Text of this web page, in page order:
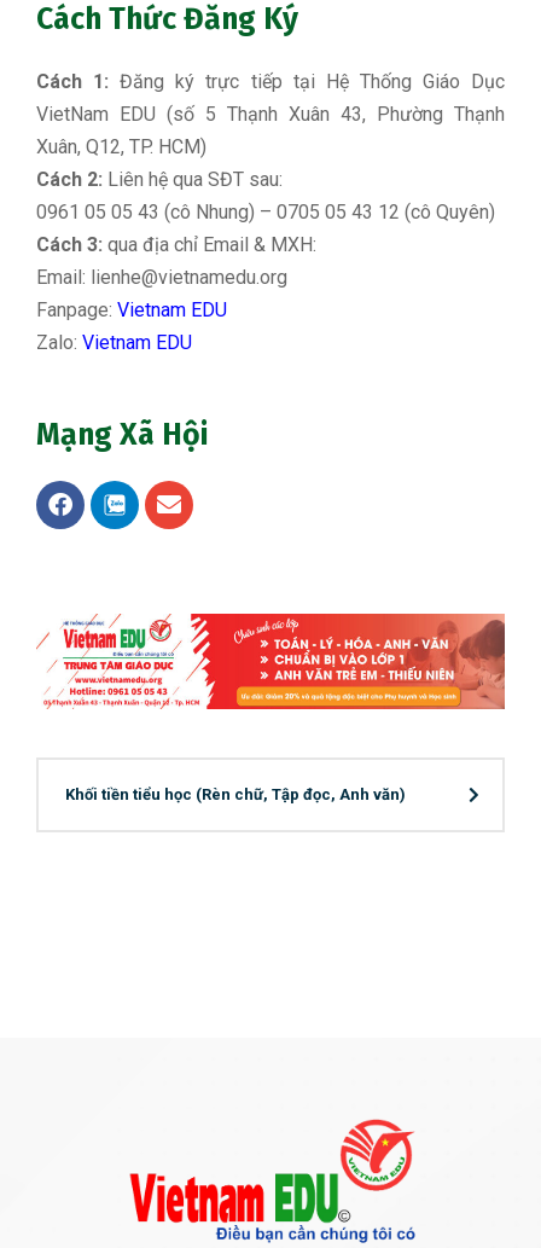
Cách Thức Đăng Ký
Cách 1: Đăng ký trực tiếp tại Hệ Thống Giáo Dục
VietNam EDU (số 5 Thạnh Xuân 43, Phường Thạnh
Xuân, Q12, TP. HCM)
Cách 2: Liên hệ qua SĐT sau:
0961 05 05 43 (cô Nhung) – 0705 05 43 12 (cô Quyên)
Cách 3: qua địa chỉ Email & MXH:
Email: lienhe@vietnamedu.org
Fanpage: Vietnam EDU
Zalo: Vietnam EDU
Mạng Xã Hội
Khối tiền tiểu học (Rèn chữ, Tập đọc, Anh văn)